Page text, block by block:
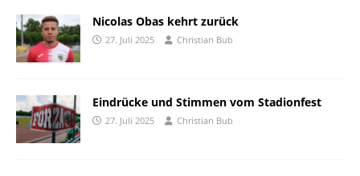
Nicolas Obas kehrt zurück
27. Juli 2025 Christian Bub
Eindrücke und Stimmen vom Stadionfest
27. Juli 2025 Christian Bub